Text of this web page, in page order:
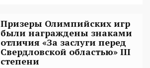
Призеры Олимпийских игр
были награждены знаками
отличия «За заслуги перед
Свердловской областью» III
степени